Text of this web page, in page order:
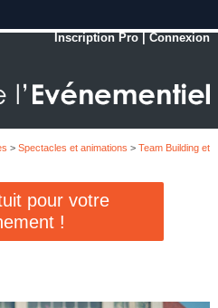
Inscription Pro |Connexion
> Spectacles et animations > Team Building et
pour votre
!